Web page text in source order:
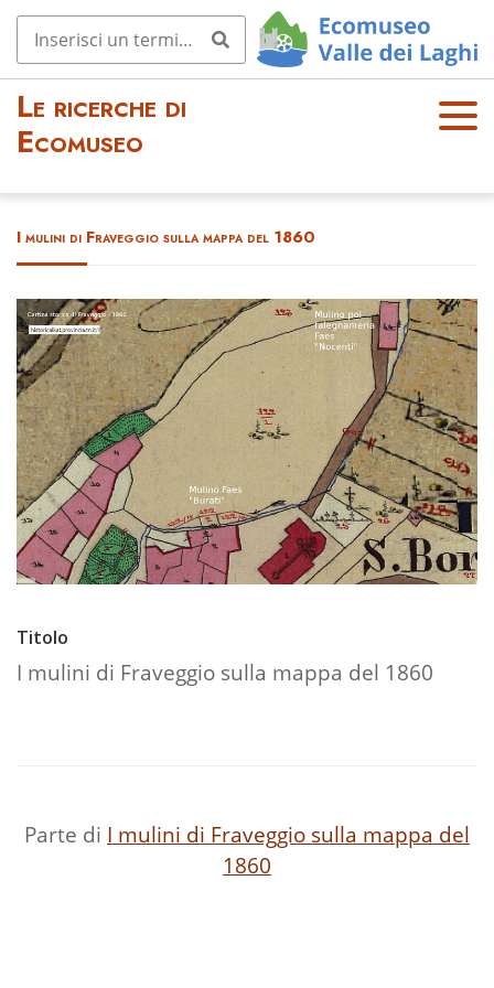
Le ricerche di
Ecomuseo
OPE
I mulini di Fraveggio sulla mappa del 1860
Titolo
I mulini di Fraveggio sulla mappa del 1860
Parte di I mulini di Fraveggio sulla mappa del
1860